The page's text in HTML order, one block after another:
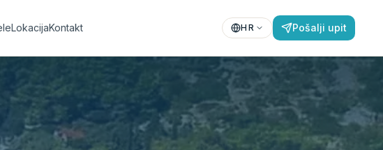
LokacijaKontakt HR Pošalji upit